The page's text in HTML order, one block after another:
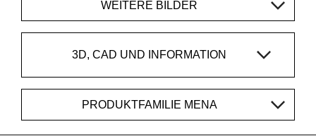
WEITERE BILDER
3D, CAD UND INFORMATION
PRODUKTFAMILIE MENA